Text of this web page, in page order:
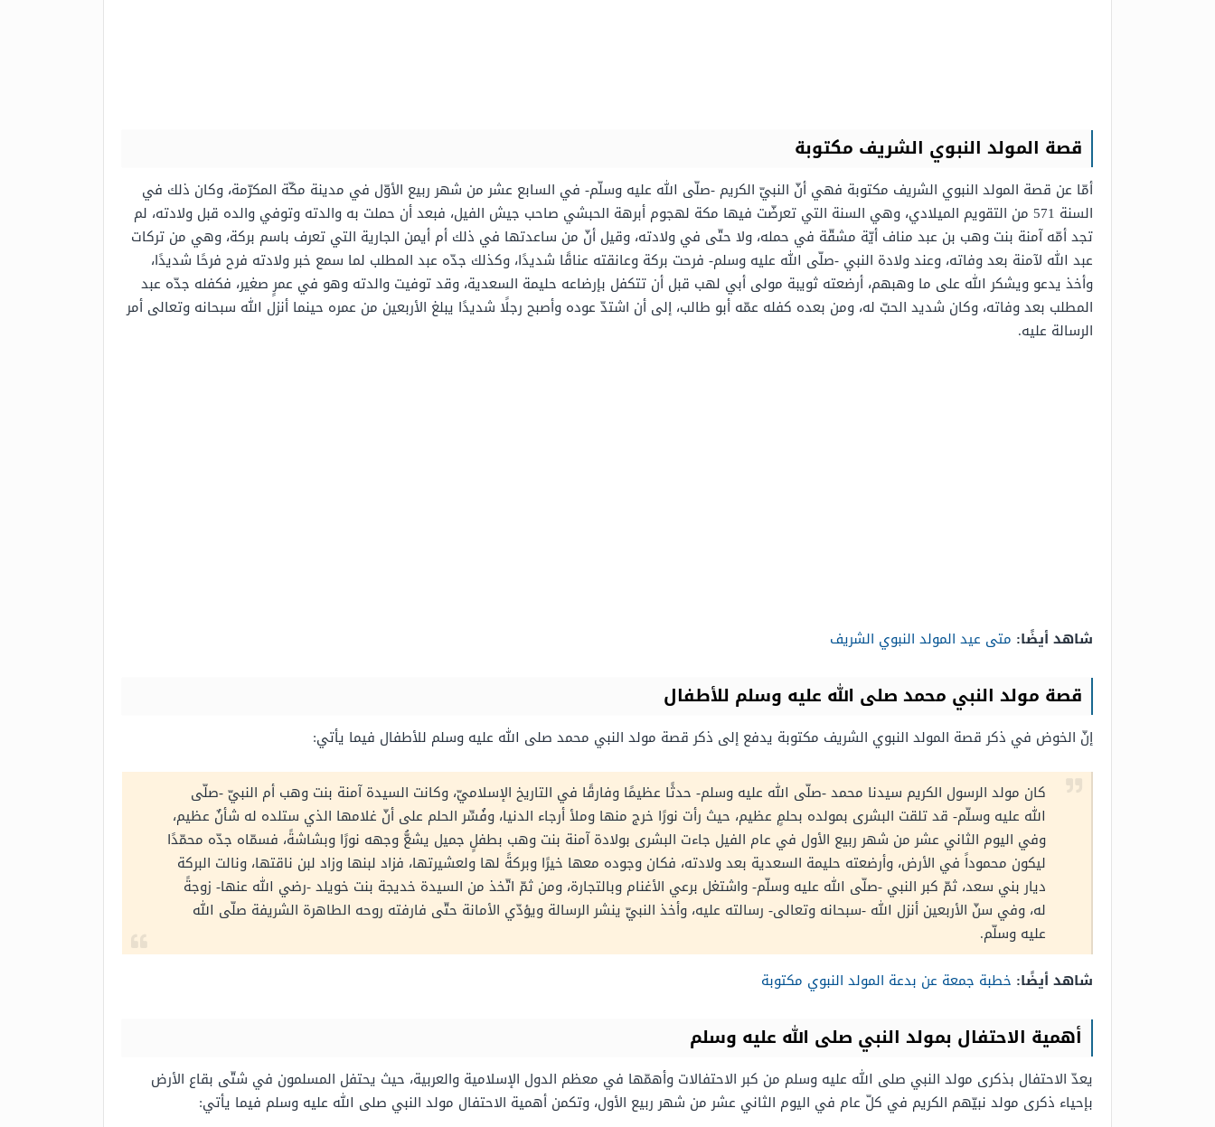
قصة المولد النبوي الشريف مكتوبة
أمّا عن قصة المولد النبوي الشريف مكتوبة فهي أنّ النبيّ الكريم -صلّى الله عليه وسلّم- في السابع عشر من شهر ربيع الأوّل في مدينة مكّة المكرّمة، وكان ذلك في
السنة 571 من التقويم الميلادي، وهي السنة التي تعرضّت فيها مكة لهجوم أبرهة الحبشي صاحب جيش الفيل، فبعد أن حملت به والدته وتوفي والده قبل ولادته، لم
تجد أمّه آمنة بنت وهب بن عبد مناف أيّة مشقّة في حمله، ولا حتّى في ولادته، وقيل أنّ من ساعدتها في ذلك أم أيمن الجارية التي تعرف باسم بركة، وهي من تركات
عبد الله لآمنة بعد وفاته، وعند ولادة النبي -صلّى الله عليه وسلم- فرحت بركة وعانقته عناقًا شديدًا، وكذلك جدّه عبد المطلب لما سمع خبر ولادته فرح فرحًا شديدًا،
وأخذ يدعو ويشكر الله على ما وهبهم، أرضعته ثويبة مولى أبي لهب قبل أن تتكفل بإرضاعه حليمة السعدية، وقد توفيت والدته وهو في عمرٍ صغير، فكفله جدّه عبد
المطلب بعد وفاته، وكان شديد الحبّ له، ومن بعده كفله عمّه أبو طالب، إلى أن اشتدّ عوده وأصبح رجلًا شديدًا يبلغ الأربعين من عمره حينما أنزل الله سبحانه وتعالى أمر
الرسالة عليه.
شاهد أيضًا: متى عيد المولد النبوي الشريف
قصة مولد النبي محمد صلى الله عليه وسلم للأطفال
إنّ الخوض في ذكر قصة المولد النبوي الشريف مكتوبة يدفع إلى ذكر قصة مولد النبي محمد صلى الله عليه وسلم للأطفال فيما يأتي:
كان مولد الرسول الكريم سيدنا محمد -صلّى الله عليه وسلم- حدثًا عظيمًا وفارقًا في التاريخ الإسلاميّ، وكانت السيدة آمنة بنت وهب أم النبيّ -صلّى
الله عليه وسلّم- قد تلقت البشرى بمولده بحلمٍ عظيم، حيث رأت نورًا خرج منها وملأ أرجاء الدنيا، وفُسِّر الحلم على أنّ غلامها الذي ستلده له شأنٌ عظيم،
وفي اليوم الثاني عشر من شهر ربيع الأول في عام الفيل جاءت البشرى بولادة آمنة بنت وهب بطفلٍ جميل يشعُّ وجهه نورًا وبشاشةً، فسمّاه جدّه محمّدًا
ليكون محموداً في الأرض، وأرضعته حليمة السعدية بعد ولادته، فكان وجوده معها خيرًا وبركةً لها ولعشيرتها، فزاد لبنها وزاد لبن ناقتها، ونالت البركة
ديار بني سعد، ثمّ كبر النبي -صلّى الله عليه وسلّم- واشتغل برعي الأغنام وبالتجارة، ومن ثمّ اتّخذ من السيدة خديجة بنت خويلد -رضي الله عنها- زوجةً
له، وفي سنّ الأربعين أنزل الله -سبحانه وتعالى- رسالته عليه، وأخذ النبيّ ينشر الرسالة ويؤدّي الأمانة حتّى فارفته روحه الطاهرة الشريفة صلّى الله
عليه وسلّم.
شاهد أيضًا: خطبة جمعة عن بدعة المولد النبوي مكتوبة
أهمية الاحتفال بمولد النبي صلى الله عليه وسلم
يعدّ الاحتفال بذكرى مولد النبي صلى الله عليه وسلم من كبر الاحتفالات وأهمّها في معظم الدول الإسلامية والعربية، حيث يحتفل المسلمون في شتّى بقاع الأرض
بإحياء ذكرى مولد نبيّهم الكريم في كلّ عام في اليوم الثاني عشر من شهر ربيع الأول، وتكمن أهمية الاحتفال مولد النبي صلى الله عليه وسلم فيما يأتي: